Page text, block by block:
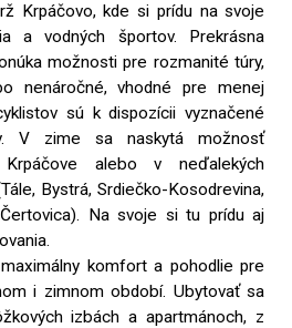
Krpáčovo, kde si prídu na svoje
a vodných športov. Prekrásna
možnosti pre rozmanité túry,
nenáročné, vhodné pre menej
sú k dispozícii vyznačené
V zime sa naskytá možnosť
alebo v neďalekých
Bystrá, Srdiečko-Kosodrevina,
Na svoje si tu prídu aj
komfort a pohodlie pre
i zimnom období. Ubytovať sa
izbách a apartmánoch, z